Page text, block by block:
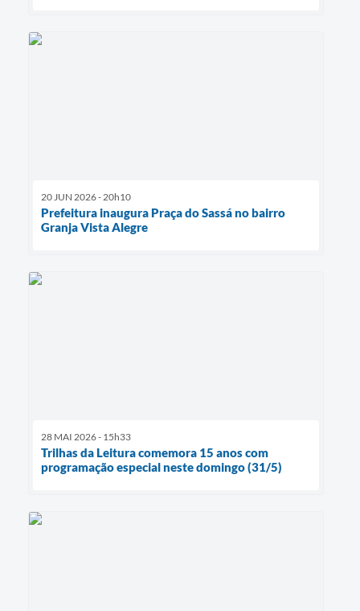
20 JUN 2026 - 20h10
Prefeitura inaugura Praça do Sassá no bairro
Granja Vista Alegre
28 MAI 2026 - 15h33
Trilhas da Leitura comemora 15 anos com
programação especial neste domingo (31/5)